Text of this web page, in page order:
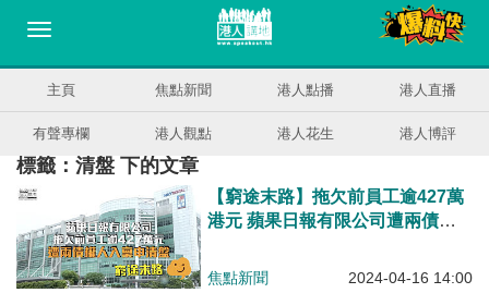
主頁 焦點新聞 港人點播 港人直播
有聲專欄 港人觀點 港人花生 港人博評
標籤：清盤 下的文章
【窮途末路】拖欠前員工逾427萬
港元 蘋果日報有限公司遭兩債權
焦點新聞 2024-04-16 14:00